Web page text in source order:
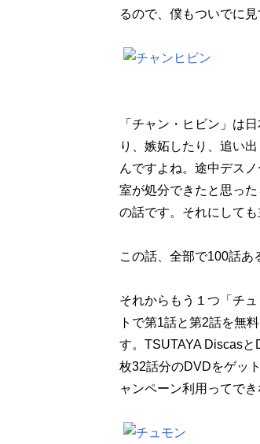
るので、僕もついでに
「チャン・ヒビン」は
り、嫉妬したり、追い
んですよね。途中デス
室が処分できたと思っ
の話です。それにして
この話、全部で100話あ
それからもう１つ「チ
トで第1話と第2話を無
す。TSUTAYA Discas
枚32話分のDVDをゲッ
ャンペーン利用ってでき